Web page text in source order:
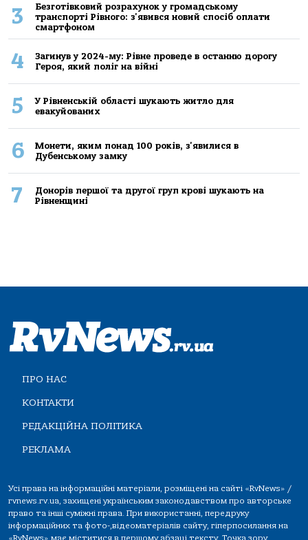
3
Безготівковий розрахунок у громадському
транспорті Рівного: з'явився новий спосіб оплати
смартфоном
4
Загинув у 2024-му: Рівне проведе в останню дорогу
Героя, який поліг на війні
5
У Рівненській області шукають житло для
евакуйованих
6
Монети, яким понад 100 років, з'явилися в
Дубенському замку
7
Донорів першої та другої груп крові шукають на
Рівненщині
ПРО НАС
КОНТАКТИ
РЕДАКЦІЙНА ПОЛІТИКА
РЕКЛАМА
Усі права на інформаційні матеріали, розміщені на сайті «RvNews» /
rvnews.rv.ua, захищені українським законодавством про авторське
право та інші суміжні права. При використанні, передруку
інформаційних та фото-,відеоматеріалів сайту, гіперпосилання на
«RvNews» має міститися в першому абзаці тексту. Точка зору